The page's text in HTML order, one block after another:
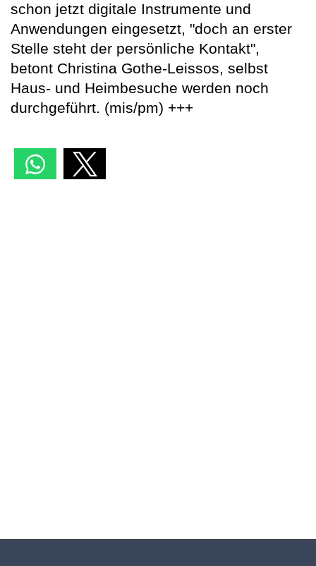
schon jetzt digitale Instrumente und
Anwendungen eingesetzt, "doch an erster
Stelle steht der persönliche Kontakt",
betont Christina Gothe-Leissos, selbst
Haus- und Heimbesuche werden noch
durchgeführt. (mis/pm) +++